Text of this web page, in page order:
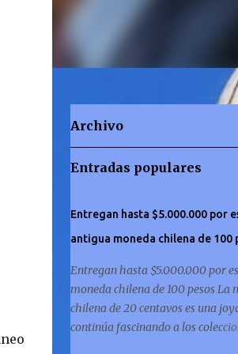
Archivo
Entradas populares
Entregan hasta $5.000.000 por
antigua moneda chilena de 100
Entregan hasta $5.000.000 por
moneda chilena de 100 pesos La
chilena de 20 centavos es una
continúa fascinando a los